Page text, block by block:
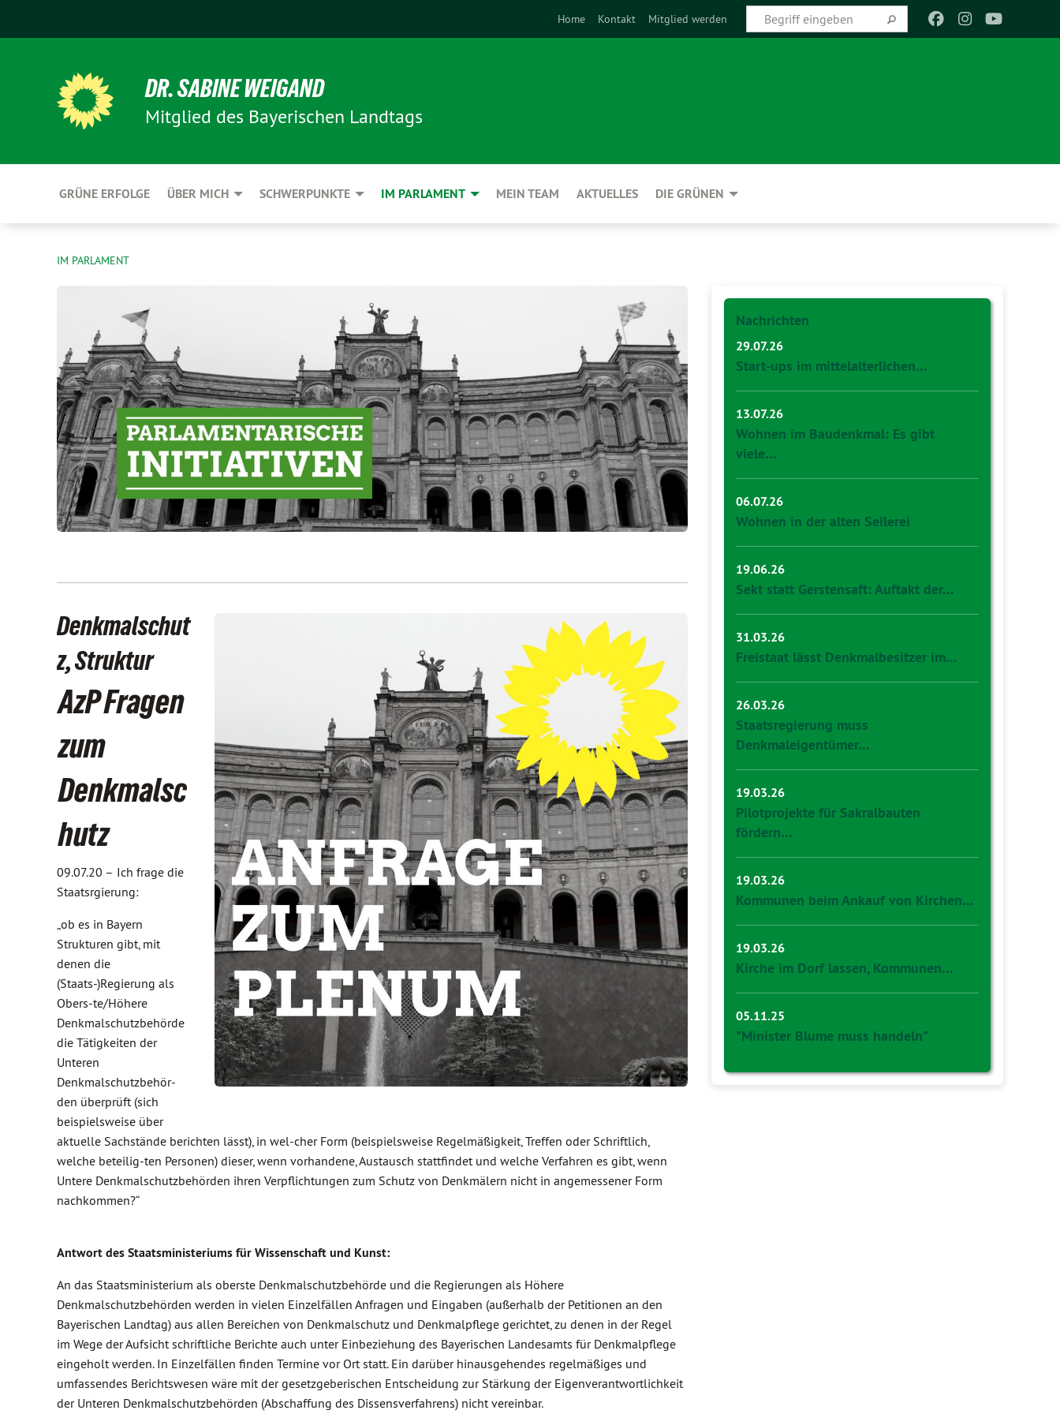
Home Kontakt Mitglied werden
DR. SABINE WEIGAND
Mitglied des Bayerischen Landtags
GRÜNE ERFOLGE ÜBER MICH SCHWERPUNKTE IM PARLAMENT MEIN TEAM AKTUELLES DIE GRÜNEN
IM PARLAMENT
Denkmalschut
z, Struktur
AzP Fragen
zum
Denkmalsc
hutz
09.07.20 – Ich frage die
Staatsrgierung:
„ob es in Bayern
Strukturen gibt, mit
denen die
(Staats-)Regierung als
Obers-te/Höhere
Denkmalschutzbehörde
die Tätigkeiten der
Unteren
Denkmalschutzbehör-
den überprüft (sich
beispielsweise über
aktuelle Sachstände berichten lässt), in wel-cher Form (beispielsweise Regelmäßigkeit, Treffen oder Schriftlich,
welche beteilig-ten Personen) dieser, wenn vorhandene, Austausch stattfindet und welche Verfahren es gibt, wenn
Untere Denkmalschutzbehörden ihren Verpflichtungen zum Schutz von Denkmälern nicht in angemessener Form
nachkommen?“
Antwort des Staatsministeriums für Wissenschaft und Kunst:
An das Staatsministerium als oberste Denkmalschutzbehörde und die Regierungen als Höhere
Denkmalschutzbehörden werden in vielen Einzelfällen Anfragen und Eingaben (außerhalb der Petitionen an den
Bayerischen Landtag) aus allen Bereichen von Denkmalschutz und Denkmalpflege gerichtet, zu denen in der Regel
im Wege der Aufsicht schriftliche Berichte auch unter Einbeziehung des Bayerischen Landesamts für Denkmalpflege
eingeholt werden. In Einzelfällen finden Termine vor Ort statt. Ein darüber hinausgehendes regelmäßiges und
umfassendes Berichtswesen wäre mit der gesetzgeberischen Entscheidung zur Stärkung der Eigenverantwortlichkeit
der Unteren Denkmalschutzbehörden (Abschaffung des Dissensverfahrens) nicht vereinbar.
Nachrichten
29.07.26
Start-ups im mittelalterlichen…
13.07.26
Wohnen im Baudenkmal: Es gibt
viele…
06.07.26
Wohnen in der alten Seilerei
19.06.26
Sekt statt Gerstensaft: Auftakt der…
31.03.26
Freistaat lässt Denkmalbesitzer im…
26.03.26
Staatsregierung muss
Denkmaleigentümer…
19.03.26
Pilotprojekte für Sakralbauten
fördern…
19.03.26
Kommunen beim Ankauf von Kirchen…
19.03.26
Kirche im Dorf lassen, Kommunen…
05.11.25
"Minister Blume muss handeln"